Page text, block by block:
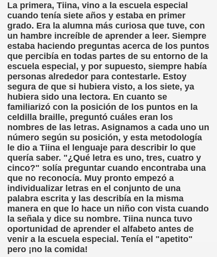
La primera, Tiina, vino a la escuela especial
cuando tenía siete años y estaba en primer
grado. Era la alumna más curiosa que tuve, con
un hambre increíble de aprender a leer. Siempre
estaba haciendo preguntas acerca de los puntos
que percibía en todas partes de su entorno de la
escuela especial, y por supuesto, siempre había
personas alrededor para contestarle. Estoy
segura de que si hubiera visto, a los siete, ya
hubiera sido una lectora. En cuanto se
familiarizó con la posición de los puntos en la
celdilla braille, preguntó cuáles eran los
nombres de las letras. Asignamos a cada uno un
número según su posición, y esta metodología
le dio a Tiina el lenguaje para describir lo que
quería saber. "¿Qué letra es uno, tres, cuatro y
cinco?" solía preguntar cuando encontraba una
que no reconocía. Muy pronto empezó a
individualizar letras en el conjunto de una
palabra escrita y las describía en la misma
manera en que lo hace un niño con vista cuando
la señala y dice su nombre. Tiina nunca tuvo
oportunidad de aprender el alfabeto antes de
venir a la escuela especial. Tenía el "apetito"
pero ¡no la comida!
Figueroa)
(Puri Águila)
las Oposiciones (Elena Rodrigo)
(Luis Eduardo Martínez)
de la Educación Especial de la Mano de
Mi Vida (Teresa Bornez Abascal)
Pérez)
Ayudar a Personas con Discapacidad Visual
(Pedro Zurita)
sánchez Herrero)
Cuetos Suárez)
Otero)
Elissalde)